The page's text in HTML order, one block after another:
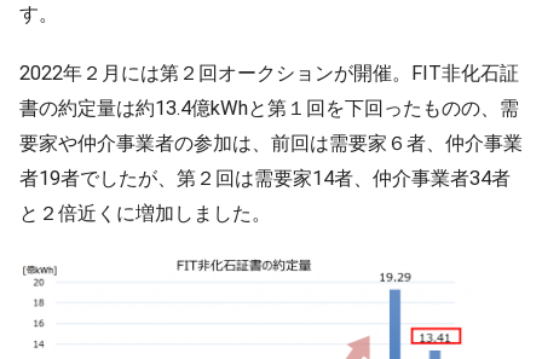
す。
2022年２月には第２回オークションが開催。FIT非化石証
書の約定量は約13.4億kWhと第１回を下回ったものの、需
要家や仲介事業者の参加は、前回は需要家６者、仲介事業
者19者でしたが、第２回は需要家14者、仲介事業者34者
と２倍近くに増加しました。